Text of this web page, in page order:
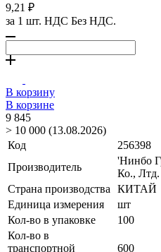
9,21 ₽
за 1 шт. НДС Без НДС.
В корзину
В корзине
9 845
> 10 000 (13.08.2026)
Код
256398
Производитель
'Нинбо
Ко.,
Страна производства
КИТАЙ
Единица измерения
шт
Кол-во в упаковке
100
Кол-во в
транспортной
600